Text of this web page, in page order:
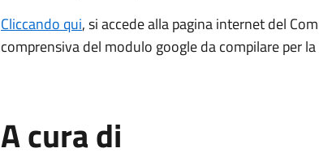
Cliccando qui, si accede alla pagina internet del
comprensiva del modulo google da compilare per
A cura di